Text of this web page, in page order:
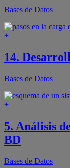
Bases de Datos
+
14.
Bases de Datos
+
5. Análisis
BD
Bases de Datos